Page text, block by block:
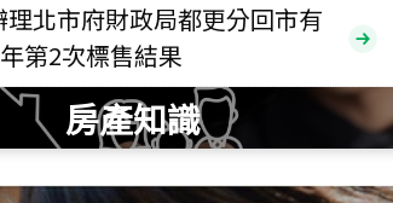
年07月 成交
捷豹
市中山區長春路
總價
年07月 成交 總價
理北市府財政局都更分回市有
第2次標售結果
房產知識